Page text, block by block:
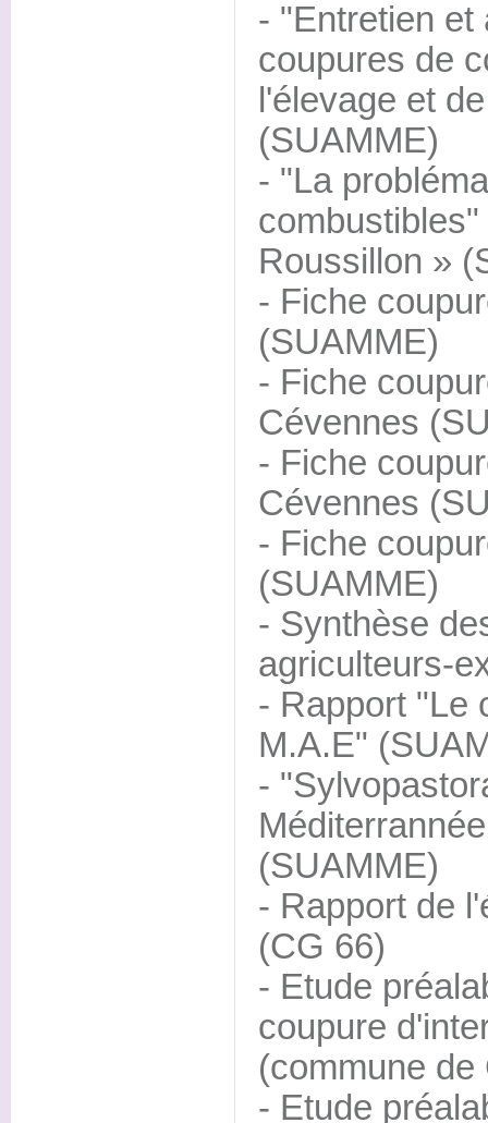
- "Entretien et
coupures de
l'élevage et
(SUAMME)
- "La
Roussillon »
- Fiche
(SUAMME)
- Fiche
Cévennes
- Fiche
Cévennes
- Fiche
(SUAMME)
- Synthèse
agriculteurs-
- Rapport "Le
M.A.E"
-
(SUAMME)
- Rapport de
(CG 66)
- Etude
coupure
(commune de
- Etude